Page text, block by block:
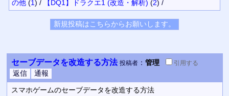
の他 (1) / 【DQ1】ドラクエ1 (改造・解析) (2) /
セーブデータを改造する方法 投稿者： 管理 引用する
スマホゲームのセーブデータを改造する方法